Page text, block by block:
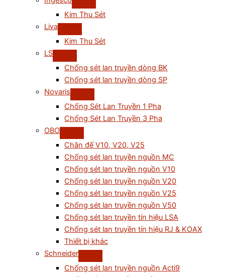
Kim Thu Sét
Liva
Kim Thu Sét
LS
Chống sét lan truyền dòng BK
Chống sét lan truyền dòng SP
Novaris
Chống Sét Lan Truyền 1 Pha
Chống Sét Lan Truyền 3 Pha
OBO
Chân đế V10, V20, V25
Chống sét lan truyền nguồn MC
Chống sét lan truyền nguồn V10
Chống sét lan truyền nguồn V20
Chống sét lan truyền nguồn V25
Chống sét lan truyền nguồn V50
Chống sét lan truyền tín hiệu LSA
Chống sét lan truyền tín hiệu RJ & KOAX
Thiết bị khác
Schneider
Chống sét lan truyền nguồn Acti9